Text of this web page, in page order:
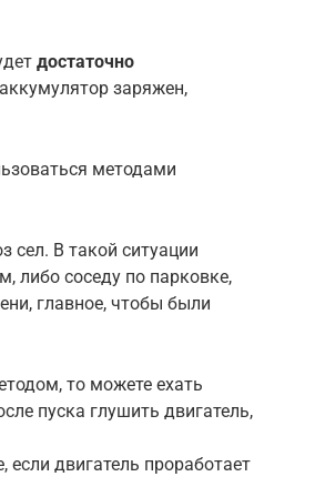
достаточно
заряжен,
методами
сел. В такой ситуации
либо соседу по парковке,
главное, чтобы были
то можете ехать
пуска глушить двигатель,
двигатель проработает